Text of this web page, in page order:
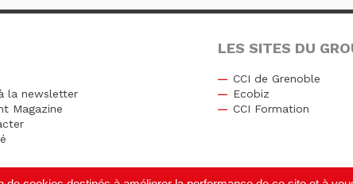
la newsletter
Magazine
LES SITES DU
CCI de Grenoble
Ecobiz
CCI Formation